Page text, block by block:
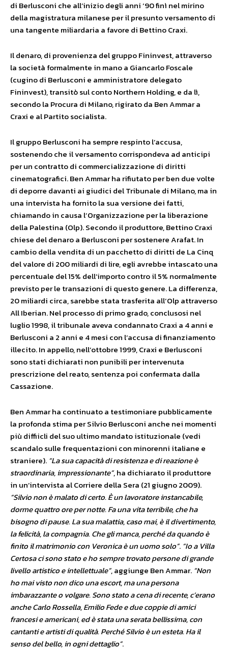
di Berlusconi che all’inizio degli anni ‘90 finì nel mirino
della magistratura milanese per il presunto versamento di
una tangente miliardaria a favore di Bettino Craxi.
Il denaro, di provenienza del gruppo Fininvest, attraverso
la società formalmente in mano a Giancarlo Foscale
(cugino di Berlusconi e amministratore delegato
Fininvest), transitò sul conto Northern Holding, e da lì,
secondo la Procura di Milano, rigirato da Ben Ammar a
Craxi e al Partito socialista.
Il gruppo Berlusconi ha sempre respinto l’accusa,
sostenendo che il versamento corrispondeva ad anticipi
per un contratto di commercializzazione di diritti
cinematografici. Ben Ammar ha rifiutato per ben due volte
di deporre davanti ai giudici del Tribunale di Milano, ma in
una intervista ha fornito la sua versione dei fatti,
chiamando in causa l’Organizzazione per la liberazione
della Palestina (Olp). Secondo il produttore, Bettino Craxi
chiese del denaro a Berlusconi per sostenere Arafat. In
cambio della vendita di un pacchetto di diritti de La Cinq
del valore di 200 miliardi di lire, egli avrebbe intascato una
percentuale del 15% dell’importo contro il 5% normalmente
previsto per le transazioni di questo genere. La differenza,
20 miliardi circa, sarebbe stata trasferita all’Olp attraverso
All Iberian. Nel processo di primo grado, conclusosi nel
luglio 1998, il tribunale aveva condannato Craxi a 4 anni e
Berlusconi a 2 anni e 4 mesi con l’accusa di finanziamento
illecito. In appello, nell’ottobre 1999, Craxi e Berlusconi
sono stati dichiarati non punibili per intervenuta
prescrizione del reato, sentenza poi confermata dalla
Cassazione.
Ben Ammar ha continuato a testimoniare pubblicamente
la profonda stima per Silvio Berlusconi anche nei momenti
più diffiicli del suo ultimo mandato istituzionale (vedi
scandalo sulle frequentazioni con minorenni italiane e
straniere). “La sua capacità di resistenza e di reazione è
straordinaria, impressionante”, ha dichiarato il produttore
in un’intervista al Corriere della Sera (21 giugno 2009).
“Silvio non è malato di certo. È un lavo­ratore instancabile,
dorme quattro ore per not­te. Fa una vita terribile, che ha
bisogno di pau­se. La sua malattia, caso mai, è il divertimen­to,
la felicità, la compagnia. Che gli manca, per­ché da quando è
finito il matrimonio con Veronica è un uomo solo”. “Io a Villa
Certosa ci sono stato e ho sempre trovato perso­ne di grande
livello artistico e intellettuale”, aggiunge Ben Ammar. “Non
ho mai visto non dico una escort, ma una per­sona
imbarazzante o volgare. Sono stato a cena di recente, c’erano
anche Carlo Rossella, Emilio Fede e due coppie di amici
francesi e americani, ed è stata una serata bellissima, con
cantanti e artisti di qualità. Perché Silvio è un esteta. Ha il
senso del bello, in ogni dettaglio”.